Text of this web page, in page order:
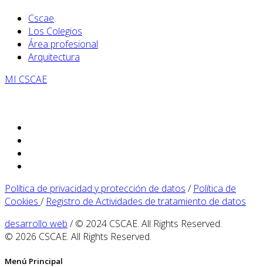
Cscae
Los Colegios
Área profesional
Arquitectura
MI CSCAE
Política de privacidad y protección de datos / Política de
Cookies / Registro de Actividades de tratamiento de datos
desarrollo web / © 2024 CSCAE. All Rights Reserved.
© 2026 CSCAE. All Rights Reserved.
Menú Principal